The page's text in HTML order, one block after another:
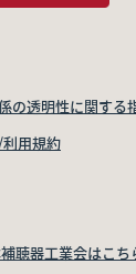
の透明性に関する
用規約
聴器工業会はこち